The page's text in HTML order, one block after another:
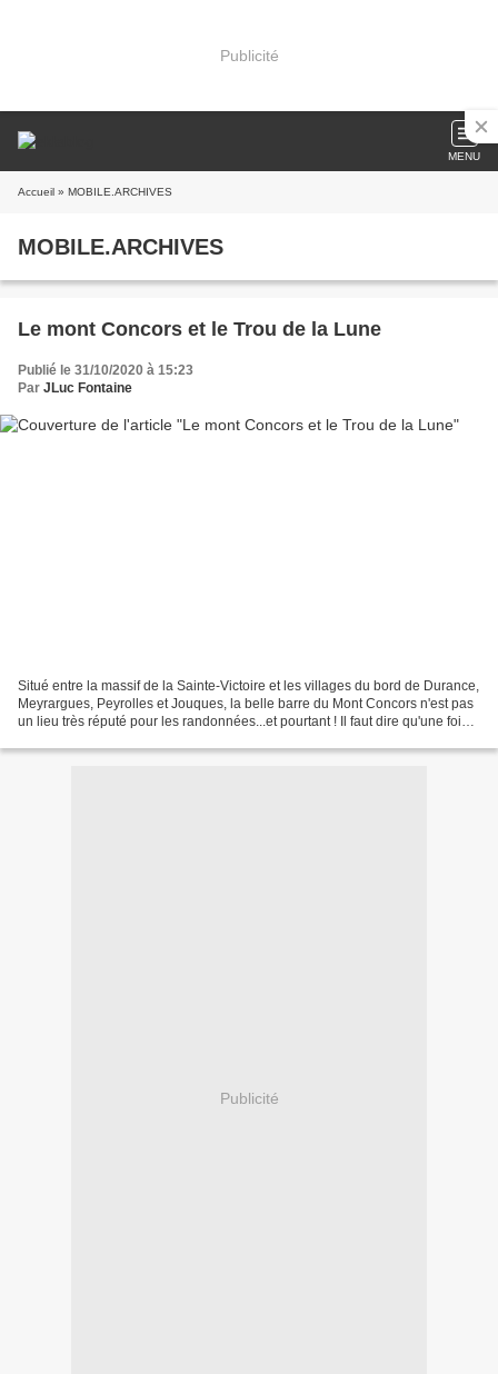
Publicité
MENU
Accueil » MOBILE.ARCHIVES
MOBILE.ARCHIVES
Le mont Concors et le Trou de la Lune
Publié le 31/10/2020 à 15:23
Par JLuc Fontaine
Situé entre la massif de la Sainte-Victoire et les villages du bord de Durance,
Meyrargues, Peyrolles et Jouques, la belle barre du Mont Concors n'est pas
un lieu très réputé pour les randonnées...et pourtant ! Il faut dire qu'une fois
Publicité